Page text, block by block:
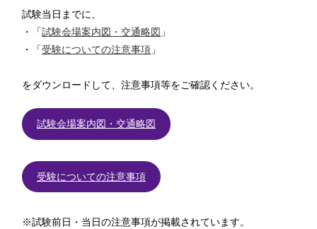
試験当日までに、
・「試験会場案内図・交通略図 」
・「受験についての注意事項 」
をダウンロードして、注意事項等をご確認ください。
試験会場案内図・交通略図
受験についての注意事項
※試験前日・当日の注意事項が掲載されています。